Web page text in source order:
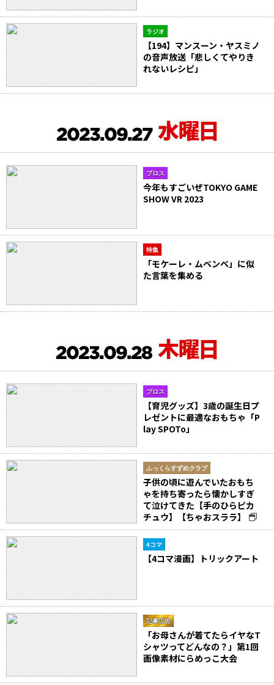
ラジオ
【194】マンスーン・ヤスミノ
の音声放送「悲しくてやりき
れないレシピ」
2023.09.27 水曜日
ブロス
今年もすごいぜTOKYO GAME
SHOW VR 2023
特集
「モケーレ・ムベンベ」に似
た言葉を集める
2023.09.28 木曜日
ブロス
【育児グッズ】3歳の誕生日プ
レゼントに最適なおもちゃ「P
lay SPOTo」
ふっくらすずめクラブ
子供の頃に遊んでいたおもち
ゃを持ち寄ったら懐かしすぎ
て泣けてきた【手のひらピカ
チュウ】【ちゃおスララ】
4コマ
【4コマ漫画】トリックアート
記事広告
「お母さんが着てたらイヤなT
シャツってどんなの？」第1回
画像素材にらめっこ大会